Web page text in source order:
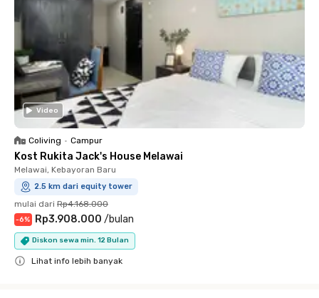
Video
Coliving • Campur
Kost Rukita Jack's House Melawai
Melawai, Kebayoran Baru
2.5 km dari equity tower
mulai dari Rp4.168.000
-6% Rp3.908.000 /bulan
Diskon sewa min. 12 Bulan
Lihat info lebih banyak